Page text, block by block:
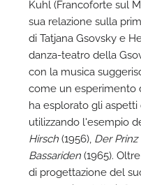
Kuhl (Francoforte sul
sua relazione sulla
di Tatjana Gsovsky e
danza-teatro della
con la musica
come un esperimento
ha esplorato gli
utilizzando l'esempio
Hirsch (1956), Der
Bassariden (1965).
di progettazione del